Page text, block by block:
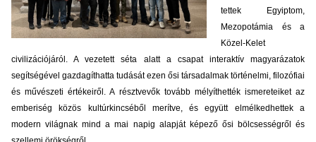
tettek Egyiptom,
Mezopotámia és a
Közel-Kelet
civilizációjáról. A vezetett séta alatt a csapat interaktív magyarázatok
segítségével gazdagíthatta tudását ezen ősi társadalmak történelmi, filozófiai
és művészeti értékeiről. A résztvevők tovább mélyíthették ismereteiket az
emberiség közös kultúrkincséből merítve, és együtt elmélkedhettek a
modern világnak mind a mai napig alapját képező ősi bölcsességről és